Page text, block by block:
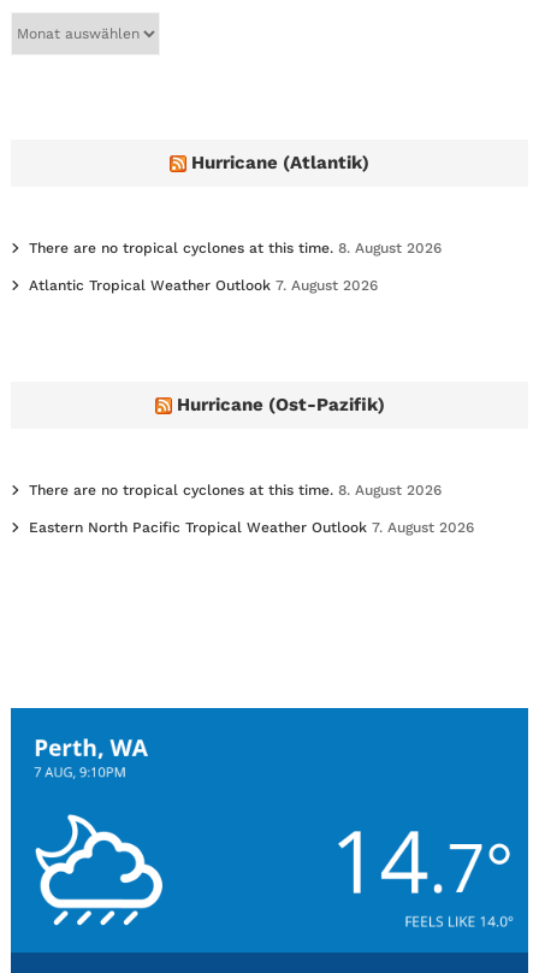
Hurricane (Atlantik)
There are no tropical cyclones at this time. 8. August 2026
Atlantic Tropical Weather Outlook 7. August 2026
Hurricane (Ost-Pazifik)
There are no tropical cyclones at this time. 8. August 2026
Eastern North Pacific Tropical Weather Outlook 7. August 2026